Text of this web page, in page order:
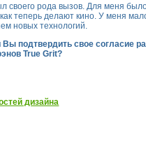
своего рода вызов. Для меня
теперь делают кино. У меня
новых технологий.
подтвердить свое согласие
True Grit?
дизайна